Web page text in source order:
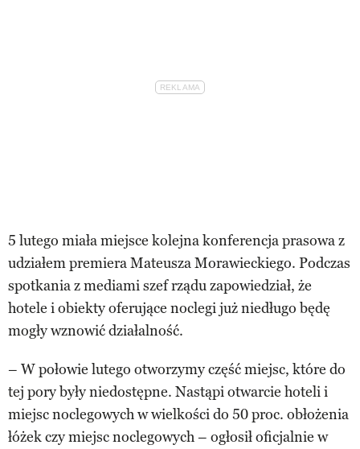
5 lutego miała miejsce kolejna konferencja prasowa z
udziałem premiera Mateusza Morawieckiego. Podczas
spotkania z mediami szef rządu zapowiedział, że
hotele i obiekty oferujące noclegi już niedługo będę
mogły wznowić działalność.
– W połowie lutego otworzymy część miejsc, które do
tej pory były niedostępne. Nastąpi otwarcie hoteli i
miejsc noclegowych w wielkości do 50 proc. obłożenia
łóżek czy miejsc noclegowych – ogłosił oficjalnie w